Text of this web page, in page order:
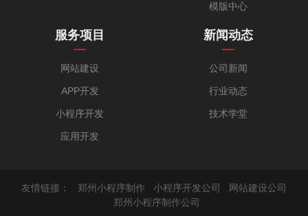
模版中心
服务项目
网站建设
APP开发
小程序开发
应用开发
新闻动态
公司新闻
行业动态
技术学堂
友情链接： 郑州小程序制作 小程序开发公司
网站建设公司
郑州小程序制作公司